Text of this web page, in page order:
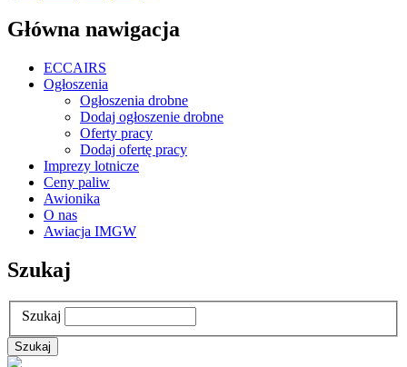
Główna nawigacja
ECCAIRS
Ogłoszenia
Ogłoszenia drobne
Dodaj ogłoszenie drobne
Oferty pracy
Dodaj ofertę pracy
Imprezy lotnicze
Ceny paliw
Awionika
O nas
Awiacja IMGW
Szukaj
Szukaj